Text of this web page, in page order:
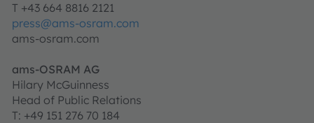
T +43 664 8816 2121
press@ams-osram.com
ams-osram.com
ams-OSRAM AG
Hilary McGuinness
Head of Public Relations
T: +49 151 276 70 184